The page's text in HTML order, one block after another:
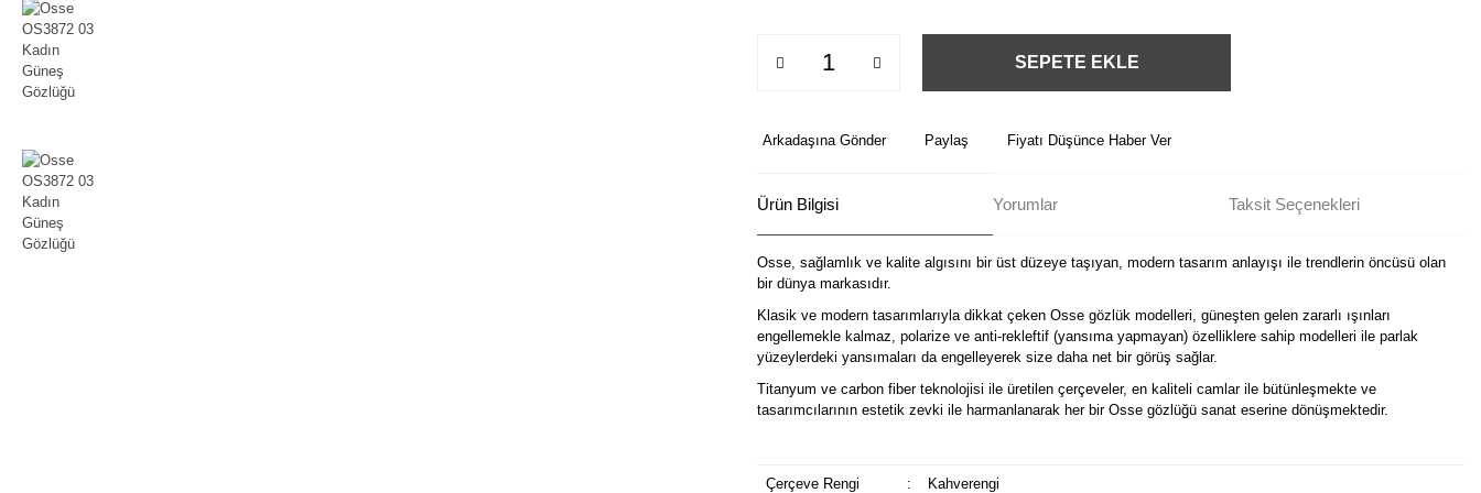
SEPETE EKLE
Arkadaşına Gönder Paylaş Fiyatı Düşünce Haber Ver
Ürün Bilgisi Yorumlar Taksit Seçenekleri
Osse, sağlamlık ve kalite algısını bir üst düzeye taşıyan, modern tasarım anlayışı ile trendlerin öncüsü olan
bir dünya markasıdır.
Klasik ve modern tasarımlarıyla dikkat çeken Osse gözlük modelleri, güneşten gelen zararlı ışınları
engellemekle kalmaz, polarize ve anti-rekleftif (yansıma yapmayan) özelliklere sahip modelleri ile parlak
yüzeylerdeki yansımaları da engelleyerek size daha net bir görüş sağlar.
Titanyum ve carbon fiber teknolojisi ile üretilen çerçeveler, en kaliteli camlar ile bütünleşmekte ve
tasarımcılarının estetik zevki ile harmanlanarak her bir Osse gözlüğü sanat eserine dönüşmektedir.
Çerçeve Rengi : Kahverengi